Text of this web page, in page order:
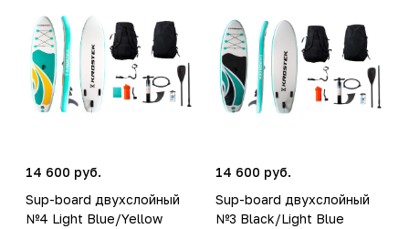
14 600 руб.
Sup-board двухслойный
№4 Light Blue/Yellow
14 600 руб.
Sup-board двухслойный
№3 Black/Light Blue